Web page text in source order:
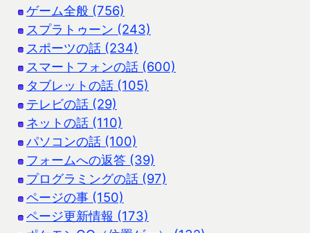
ゲーム全般 (756)
スプラトゥーン (243)
スポーツの話 (234)
スマートフォンの話 (600)
タブレットの話 (105)
テレビの話 (29)
ネットの話 (110)
パソコンの話 (100)
フォームへの返答 (39)
プログラミングの話 (97)
ページの事 (150)
ページ更新情報 (173)